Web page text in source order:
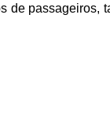
de passageiros,